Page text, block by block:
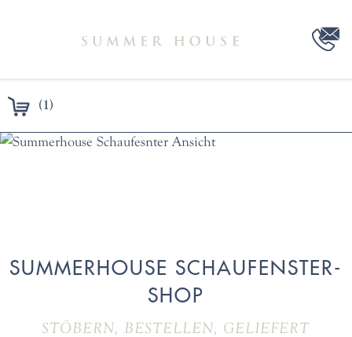
(1)
SUMMERHOUSE SCHAUFENSTER-
SHOP
STÖBERN, BESTELLEN, GELIEFERT